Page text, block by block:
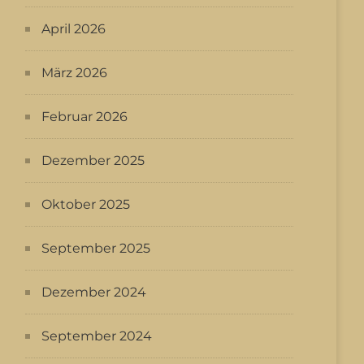
April 2026
März 2026
Februar 2026
Dezember 2025
Oktober 2025
September 2025
Dezember 2024
September 2024